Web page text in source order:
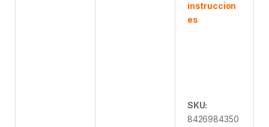
instruccion
es
SKU:
8426984350